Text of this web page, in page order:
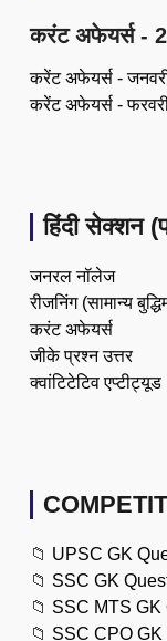
करंट अफेयर्स -
करेंट अफेयर्स -
करेंट अफेयर्स -
हिंदी सेक्शन
जनरल नॉलेज
रीजनिंग (सामान्य
करंट अफेयर्स
जीके प्रश्न उत्तर
क्वांटिटेटिव एप्टीट्यूड
📁 UPSC GK
📁 SSC GK
📁 SSC MTS GK
📁 SSC CPO